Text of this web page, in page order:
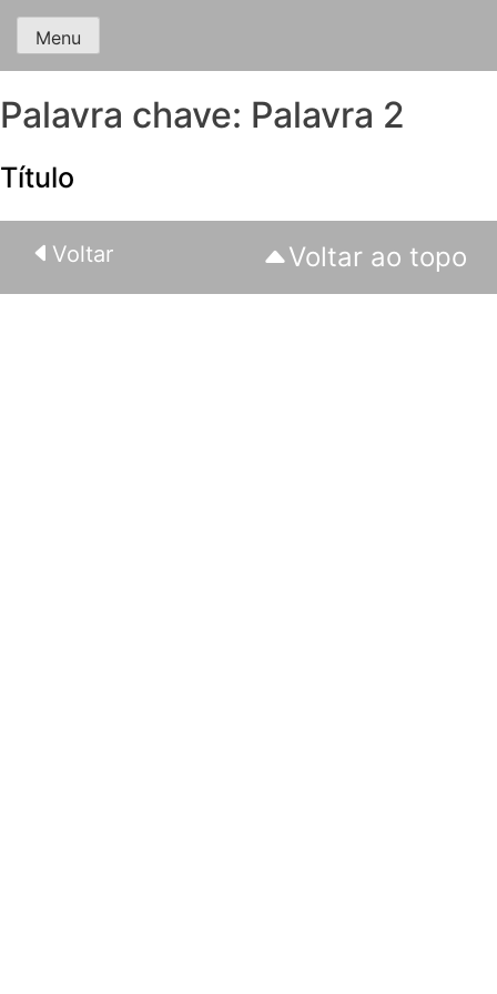
Menu
Palavra chave: Palavra 2
Título
Voltar Voltar ao topo